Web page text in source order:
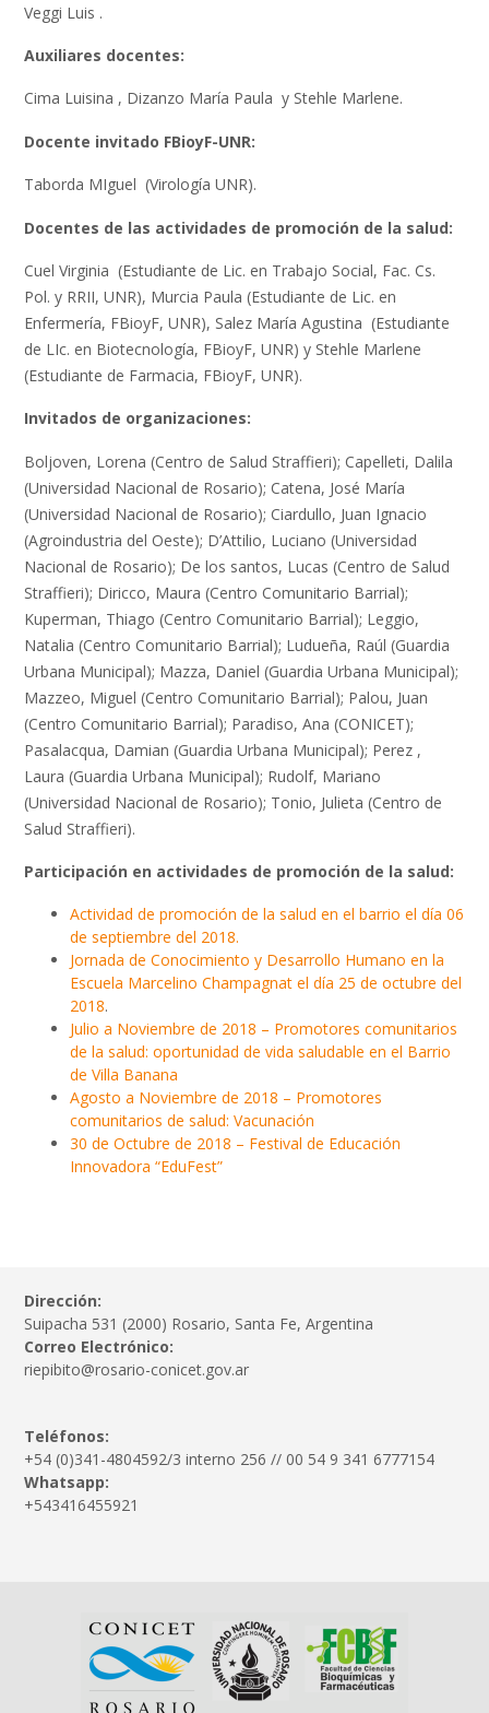
Veggi Luis .
Auxiliares docentes:
Cima Luisina , Dizanzo María Paula y Stehle Marlene.
Docente invitado FBioyF-UNR:
Taborda MIguel (Virología UNR).
Docentes de las actividades de promoción de la salud:
Cuel Virginia (Estudiante de Lic. en Trabajo Social, Fac. Cs.
Pol. y RRII, UNR), Murcia Paula (Estudiante de Lic. en
Enfermería, FBioyF, UNR), Salez María Agustina (Estudiante
de LIc. en Biotecnología, FBioyF, UNR) y Stehle Marlene
(Estudiante de Farmacia, FBioyF, UNR).
Invitados de organizaciones:
Boljoven, Lorena (Centro de Salud Straffieri); Capelleti, Dalila
(Universidad Nacional de Rosario); Catena, José María
(Universidad Nacional de Rosario); Ciardullo, Juan Ignacio
(Agroindustria del Oeste); D’Attilio, Luciano (Universidad
Nacional de Rosario); De los santos, Lucas (Centro de Salud
Straffieri); Diricco, Maura (Centro Comunitario Barrial);
Kuperman, Thiago (Centro Comunitario Barrial); Leggio,
Natalia (Centro Comunitario Barrial); Ludueña, Raúl (Guardia
Urbana Municipal); Mazza, Daniel (Guardia Urbana Municipal);
Mazzeo, Miguel (Centro Comunitario Barrial); Palou, Juan
(Centro Comunitario Barrial); Paradiso, Ana (CONICET);
Pasalacqua, Damian (Guardia Urbana Municipal); Perez ,
Laura (Guardia Urbana Municipal); Rudolf, Mariano
(Universidad Nacional de Rosario); Tonio, Julieta (Centro de
Salud Straffieri).
Participación en actividades de promoción de la salud:
Actividad de promoción de la salud en el barrio el día 06
de septiembre del 2018.
Jornada de Conocimiento y Desarrollo Humano en la
Escuela Marcelino Champagnat el día 25 de octubre del
2018.
Julio a Noviembre de 2018 – Promotores comunitarios
de la salud: oportunidad de vida saludable en el Barrio
de Villa Banana
Agosto a Noviembre de 2018 – Promotores
comunitarios de salud: Vacunación
30 de Octubre de 2018 – Festival de Educación
Innovadora “EduFest”
Dirección:
Suipacha 531 (2000) Rosario, Santa Fe, Argentina
Correo Electrónico:
riepibito@rosario-conicet.gov.ar
Teléfonos:
+54 (0)341-4804592/3 interno 256 // 00 54 9 341 6777154
Whatsapp:
+543416455921